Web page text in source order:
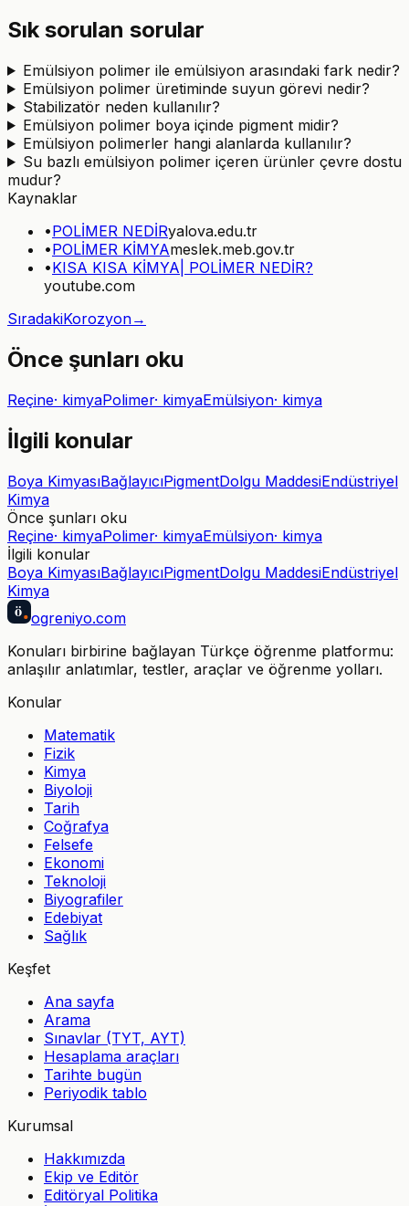
Sık sorulan sorular
Emülsiyon polimer ile emülsiyon arasındaki fark nedir?
Emülsiyon polimer üretiminde suyun görevi nedir?
Stabilizatör neden kullanılır?
Emülsiyon polimer boya içinde pigment midir?
Emülsiyon polimerler hangi alanlarda kullanılır?
Su bazlı emülsiyon polimer içeren ürünler çevre dostu
mudur?
Kaynaklar
•POLİMER NEDİRyalova.edu.tr
•POLİMER KİMYAmeslek.meb.gov.tr
•KISA KISA KİMYA| POLİMER NEDİR?
youtube.com
SıradakiKorozyon→
Önce şunları oku
Reçine· kimyaPolimer· kimyaEmülsiyon· kimya
İlgili konular
Boya KimyasıBağlayıcıPigmentDolgu MaddesiEndüstriyel
Kimya
Önce şunları oku
Reçine· kimyaPolimer· kimyaEmülsiyon· kimya
İlgili konular
Boya KimyasıBağlayıcıPigmentDolgu MaddesiEndüstriyel
Kimya
ö ogreniyo.com
Konuları birbirine bağlayan Türkçe öğrenme platformu:
anlaşılır anlatımlar, testler, araçlar ve öğrenme yolları.
Konular
Matematik
Fizik
Kimya
Biyoloji
Tarih
Coğrafya
Felsefe
Ekonomi
Teknoloji
Biyografiler
Edebiyat
Sağlık
Keşfet
Ana sayfa
Arama
Sınavlar (TYT, AYT)
Hesaplama araçları
Tarihte bugün
Periyodik tablo
Kurumsal
Hakkımızda
Ekip ve Editör
Editöryal Politika